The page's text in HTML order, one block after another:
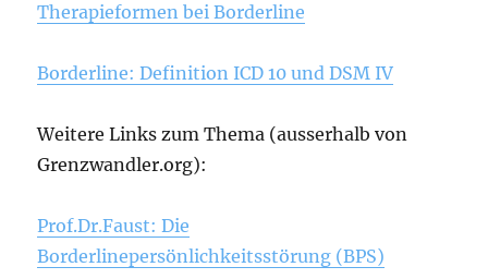
Therapieformen bei Borderline
Borderline: Definition ICD 10 und DSM IV
Weitere Links zum Thema (ausserhalb von
Grenzwandler.org):
Prof.Dr.Faust: Die
Borderlinepersönlichkeitsstörung (BPS)